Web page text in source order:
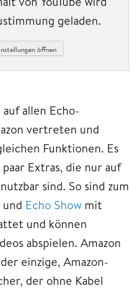
geladen.
öffnen
allen Echo-
vertreten und
Funktionen. Es
Extras, die nur auf
sind. So sind zum
und Echo Show mit
und können
abspielen. Amazon
einzige, Amazon-
der ohne Kabel